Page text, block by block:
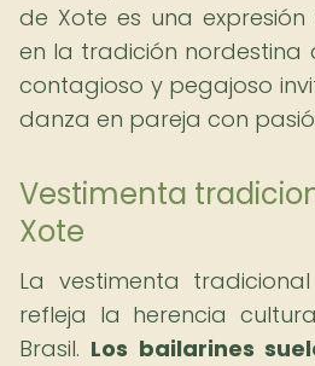
de Xote es una
en la tradición nordestina
contagioso y pegajoso
danza en pareja con
Vestimenta
Xote
La vestimenta
refleja la herencia
Brasil. Los bailarines